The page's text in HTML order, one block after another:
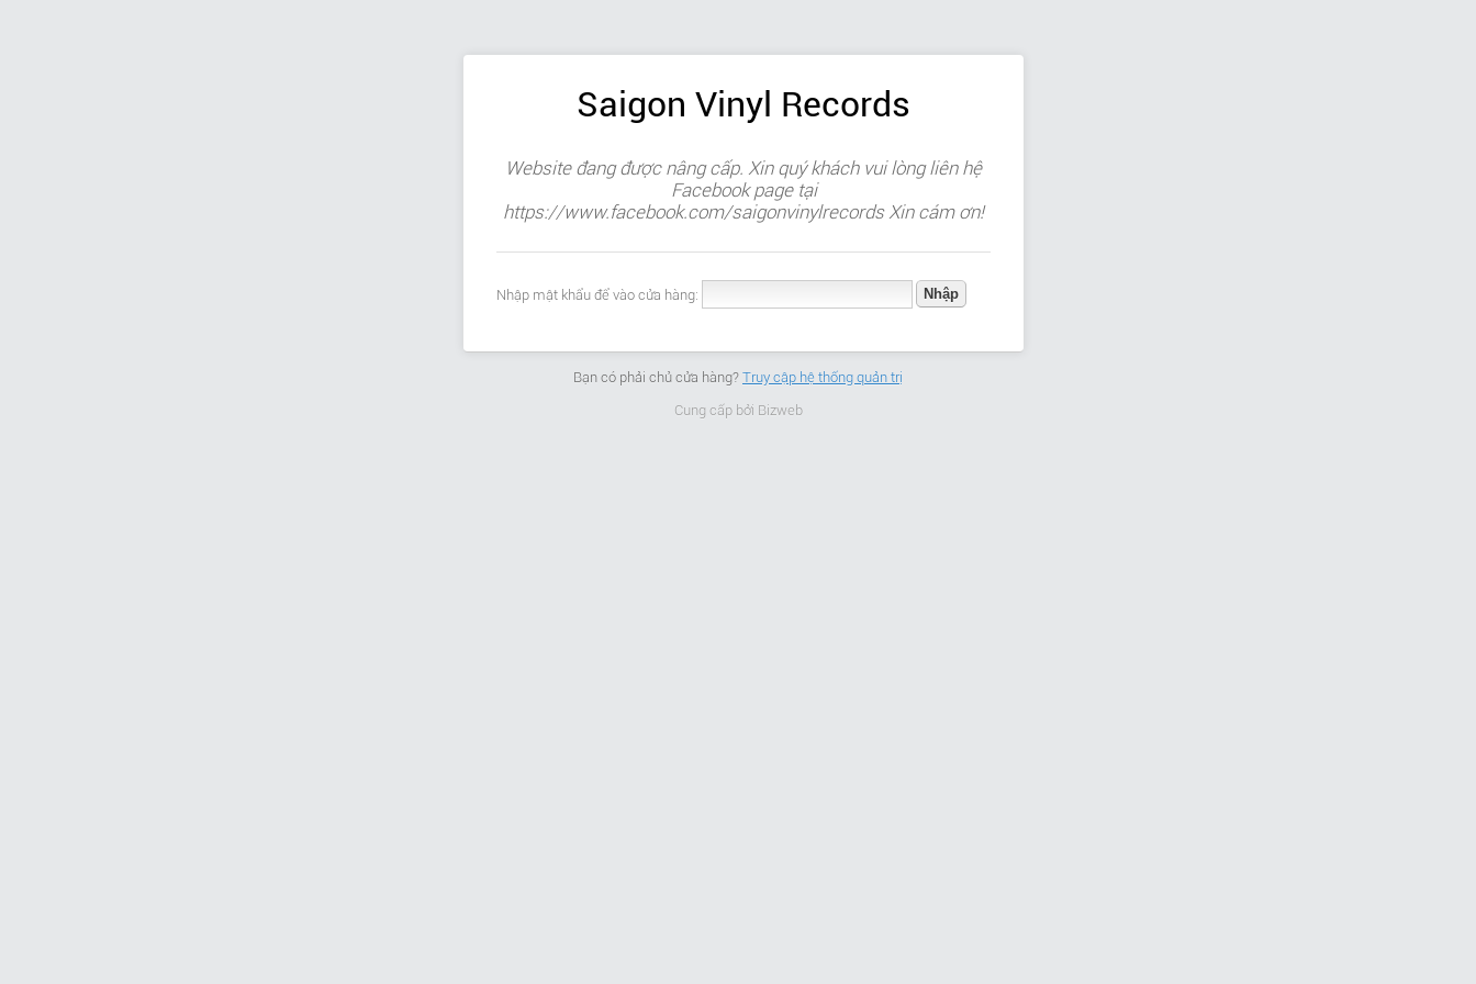
Saigon Vinyl Records
Website đang được nâng cấp. Xin quý khách vui lòng liên hệ
Facebook page tại
https://www.facebook.com/saigonvinylrecords Xin cám ơn!
Nhập mật khẩu để vào cửa hàng:
Bạn có phải chủ cửa hàng? Truy cập hệ thống quản trị
Cung cấp bởi Bizweb